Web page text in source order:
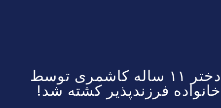
دختر ۱۱ ساله کاشمری توسط
خانواده فرزندپذیر کشته شد!